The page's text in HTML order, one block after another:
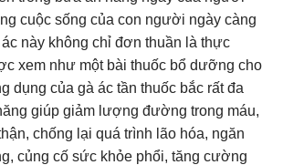
cuộc sống của con người ngày càng
này không chỉ đơn thuần là thực
xem như một bài thuốc bổ dưỡng cho
dụng của gà ác tần thuốc bắc rất đa
giúp giảm lượng đường trong máu,
chống lại quá trình lão hóa, ngăn
củng cố sức khỏe phổi, tăng cường